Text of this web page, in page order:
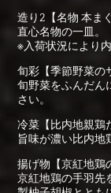
造り2【名物 本ま
直心名物の一皿。
※入荷状況により
旬彩【季節野菜の
旬野菜をふんだん
さい。
冷菜【比内地親鶏
旨味が濃い比内地
揚げ物【京紅地鶏
京紅地鶏の手羽先